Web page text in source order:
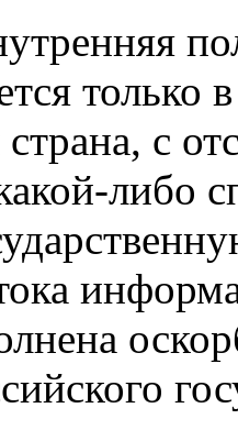
только
страна, с
либо